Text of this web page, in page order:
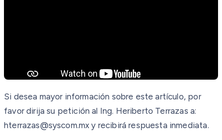
Si desea mayor información sobre este artículo, por
favor dirija su petición al Ing. Heriberto Terrazas a:
hterrazas@syscom.mx y recibirá respuesta inmediata.